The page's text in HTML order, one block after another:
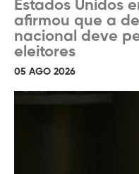
Estados Unidos
afirmou que a
nacional deve
eleitores
05 AGO 2026